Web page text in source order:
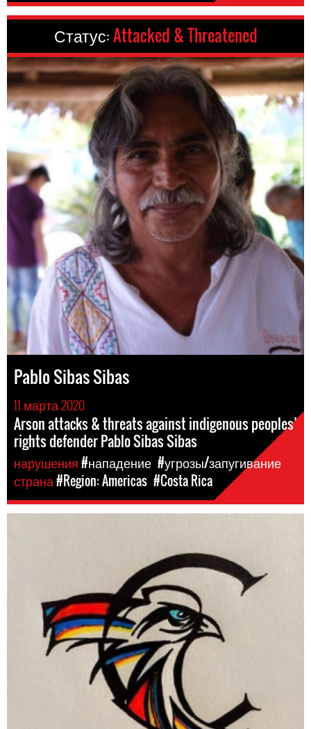
Статус:Attacked & Threatened
Pablo Sibas Sibas
11 марта 2020
Arson attacks & threats against indigenous peoples’
rights defender Pablo Sibas Sibas
нарушения#нападение #угрозы/запугивание
страна#Region: Americas #Costa Rica